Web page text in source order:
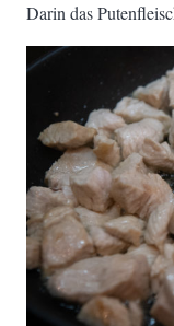
Darin das